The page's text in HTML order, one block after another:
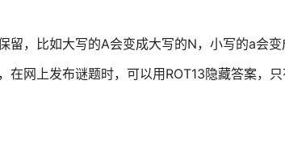
，比如大写的A会变成大写的N，小写的a会变
网上发布谜题时，可以用ROT13隐藏答案，只